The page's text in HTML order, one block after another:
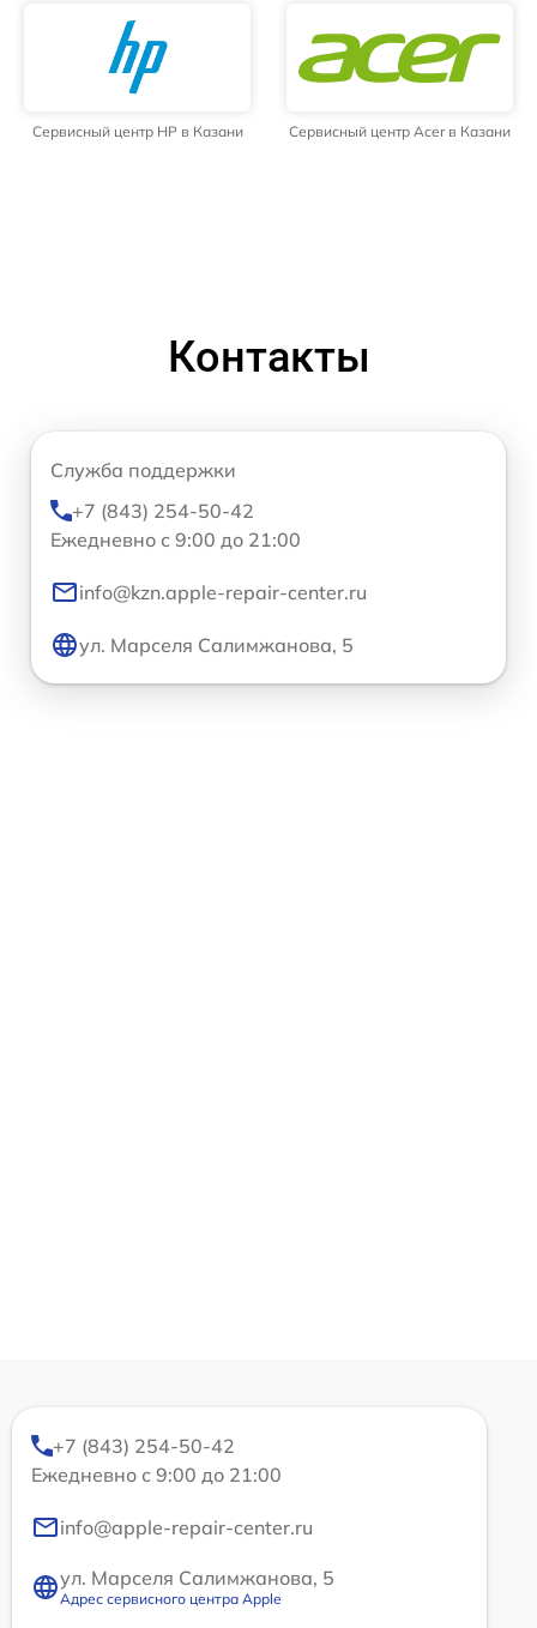
Сервисный центр HP в Казани Сервисный центр Acer в Казани
Контакты
Служба поддержки
+7 (843) 254-50-42
Ежедневно с 9:00 до 21:00
info@kzn.apple-repair-center.ru
ул. Марселя Салимжанова, 5
+7 (843) 254-50-42
Ежедневно с 9:00 до 21:00
info@apple-repair-center.ru
ул. Марселя Салимжанова, 5
Адрес сервисного центра Apple